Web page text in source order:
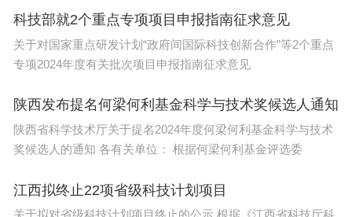
科技部就2个重点专项项目申报指南征求意见
关于对国家重点研发计划“政府间国际科技创新合作”等2个重点
专项2024年度有关批次项目申报指南征求意见
陕西发布提名何梁何利基金科学与技术奖候选人通知
陕西省科学技术厅关于提名2024年度何梁何利基金科学与技术
奖候选人的通知 各有关单位： 根据何梁何利基金评选委
江西拟终止22项省级科技计划项目
关于拟对省级科技计划项目终止的公示 根据《江西省科技厅科